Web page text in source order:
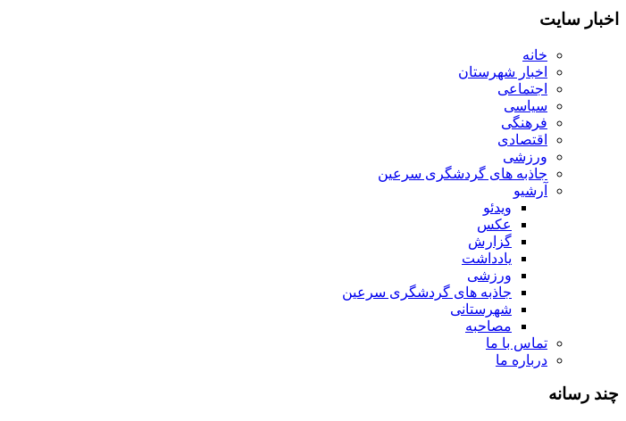
اخبار سایت
خانه
اخبار شهرستان
اجتماعی
سیاسی
فرهنگی
اقتصادی
ورزشی
جاذبه های گردشگری سرعین
آرشیو
ویدئو
عکس
گزارش
یادداشت
ورزشی
جاذبه های گردشگری سرعین
شهرستانی
مصاحبه
تماس با ما
درباره ما
چند رسانه